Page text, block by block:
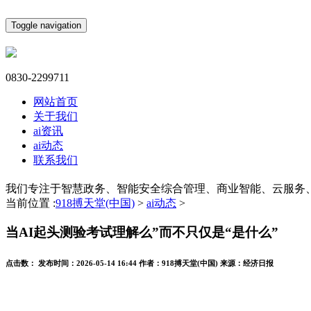
Toggle navigation
0830-2299711
网站首页
关于我们
ai资讯
ai动态
联系我们
我们专注于智慧政务、智能安全综合管理、商业智能、云服务
当前位置 :918搏天堂(中国) > ai动态 >
当AI起头测验考试理解么”而不只仅是“是什么”
点击数： 发布时间： 2026-05-14 16:44 作者： 918搏天堂(中国) 来源： 经济日报